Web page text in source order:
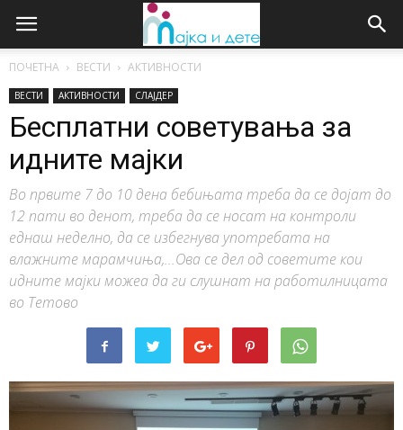
ПОЧЕТНА ВЕСТИ АКТИВНОСТИ
ВЕСТИ АКТИВНОСТИ СЛАЈДЕР
Бесплатни советувања за
идните мајки
Во првите 7 до 10 дена бебињата треба да се дојат до
12 пати во денот, треба да се носат на контроли
еднаш неделно, да се избегнува употребата на
влажните марамчиња,...Ова се дел од советите кои
идните мајки можеа да ги слушнат на работилницата
во Тетово